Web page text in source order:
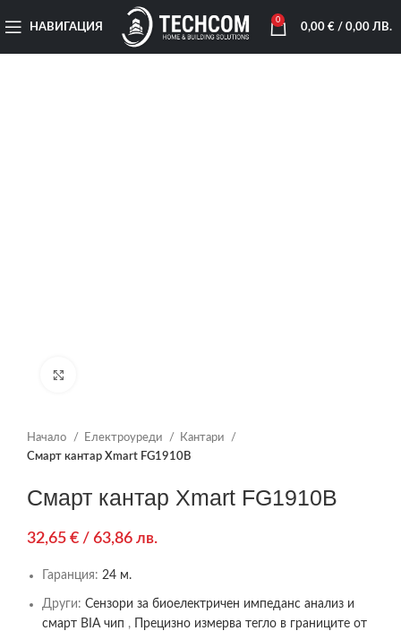
НАВИГАЦИЯ
0
0,00 €/ 0,00 ЛВ.
Начало Електроуреди
Кантари
Смарт кантар Xmart FG1910B
Смарт кантар Xmart FG1910B
32,65 € / 63,86 лв.
Гаранция: 24 м.
Други: Сензори за биоелектричен импеданс анализ и
смарт BIA чип ,
Прецизно измерва тегло в границите от